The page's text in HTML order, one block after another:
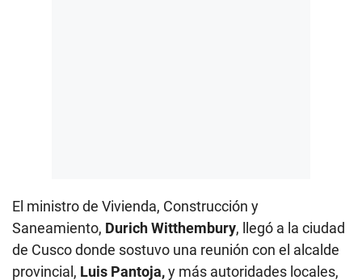
El ministro de Vivienda, Construcción y
Saneamiento, Durich Witthembury, llegó a la ciudad
de Cusco donde sostuvo una reunión con el alcalde
provincial, Luis Pantoja,y más autoridades locales,